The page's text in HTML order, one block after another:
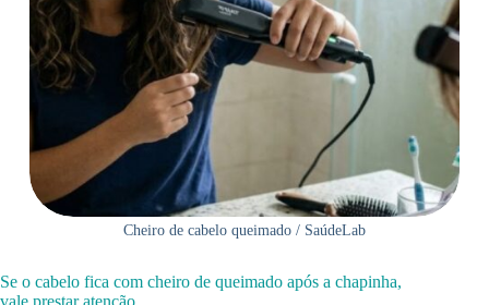
Cheiro de cabelo queimado / SaúdeLab
Se o cabelo fica com cheiro de queimado após a chapinha,